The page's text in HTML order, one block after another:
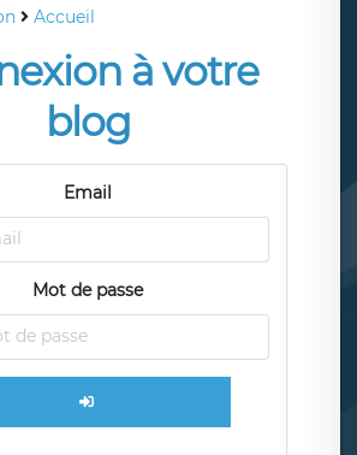
Accueil
à votre
blog
Email
Mot de passe